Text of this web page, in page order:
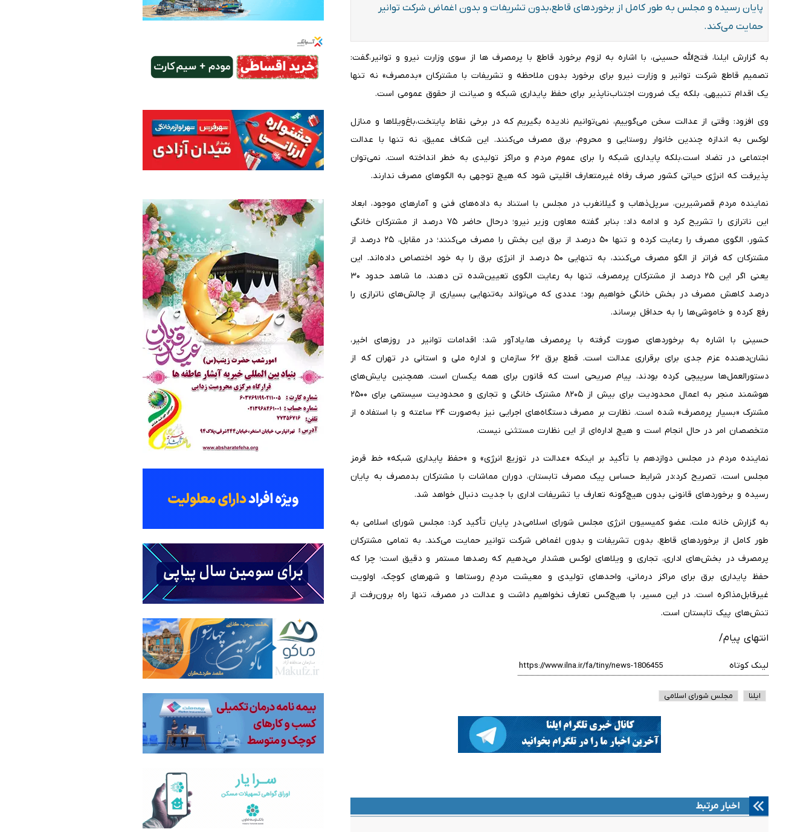
پایان رسیده و مجلس به طور کامل از برخوردهای قاطع،بدون تشریفات و بدون اغماض شرکت توانیر
حمایت می‌کند.
به گزارش ایلنا، فتح‌الله حسینی، با اشاره به لزوم‌ برخورد قاطع با پرمصرف ها از سوی وزارت نیرو و توانیر،گفت:
تصمیم قاطع شرکت توانیر و وزارت نیرو برای برخورد بدون ملاحظه و تشریفات با مشترکان «بدمصرف» نه تنها
یک اقدام تنبیهی، بلکه یک ضرورت اجتناب‌ناپذیر برای حفظ پایداری شبکه و صیانت از حقوق عمومی است.
وی افزود: وقتی از عدالت سخن می‌گوییم، نمی‌توانیم نادیده بگیریم که در برخی نقاط پایتخت،باغ‌ویلاها و منازل
لوکس به اندازه چندین خانوار روستایی و محروم، برق مصرف می‌کنند. این شکاف عمیق، نه تنها با عدالت
اجتماعی در تضاد است،بلکه پایداری شبکه را برای عموم مردم و مراکز تولیدی به خطر انداخته است. نمی‌توان
پذیرفت که انرژی حیاتی کشور صرف رفاه غیرمتعارف اقلیتی شود که هیچ توجهی به الگوهای مصرف ندارند.
نماینده مردم قصرشیرین، سرپل‌ذهاب و گیلانغرب در مجلس با استناد به داده‌های فنی و آمارهای موجود، ابعاد
این ناترازی را تشریح کرد و ادامه داد: بنابر گفته معاون وزیر نیرو؛ درحال حاضر ۷۵ درصد از مشترکان خانگی
کشور، الگوی مصرف را رعایت کرده و تنها ۵۰ درصد از برق این بخش را مصرف می‌کنند؛ در مقابل، ۲۵ درصد از
مشترکان که فراتر از الگو مصرف می‌کنند، به تنهایی ۵۰ درصد از انرژی برق را به خود اختصاص داده‌اند. این
یعنی اگر این ۲۵ درصد از مشترکان پرمصرف، تنها به رعایت الگوی تعیین‌شده تن دهند، ما شاهد حدود ۳۰
درصد کاهش مصرف در بخش خانگی خواهیم بود؛ عددی که می‌تواند به‌تنهایی بسیاری از چالش‌های ناترازی را
رفع کرده و خاموشی‌ها را به حداقل برساند.
حسینی با اشاره به برخوردهای صورت گرفته با پرمصرف ها،یادآور شد: اقدامات توانیر در روزهای اخیر،
نشان‌دهنده عزم جدی برای برقراری عدالت است. قطع برق ۶۲ سازمان و اداره ملی و استانی در تهران که از
دستورالعمل‌ها سرپیچی کرده بودند، پیام صریحی است که قانون برای همه یکسان است. همچنین پایش‌های
هوشمند منجر به اعمال محدودیت برای بیش از ۸۲۰۵ مشترک خانگی و تجاری و محدودیت سیستمی برای ۲۵۰۰
مشترک «بسیار پرمصرف» شده است. نظارت بر مصرف دستگاه‌های اجرایی نیز به‌صورت ۲۴ ساعته و با استفاده از
متخصصان امر در حال انجام است و هیچ اداره‌ای از این نظارت مستثنی نیست.
نماینده مردم در مجلس دوازدهم با تأکید بر اینکه «عدالت در توزیع انرژی» و «حفظ پایداری شبکه» خط قرمز
مجلس است، تصریح کرد:در شرایط حساس پیک مصرف تابستان، دوران مماشات با مشترکان بدمصرف به پایان
رسیده و برخوردهای قانونی بدون هیچ‌گونه تعارف یا تشریفات اداری با جدیت دنبال خواهد شد.
به گزارش خانه ملت، عضو کمیسیون انرژی مجلس شورای اسلامی،در پایان تأکید کرد: مجلس شورای اسلامی به
طور کامل از برخوردهای قاطع، بدون تشریفات و بدون اغماض شرکت توانیر حمایت می‌کند. به تمامی مشترکان
پرمصرف در بخش‌های اداری، تجاری و ویلاهای لوکس هشدار می‌دهیم که رصدها مستمر و دقیق است؛ چرا که
حفظ پایداری برق برای مراکز درمانی، واحدهای تولیدی و معیشت مردمِ روستاها و شهرهای کوچک، اولویت
غیرقابل‌مذاکره است. در این مسیر، با هیچ‌کس تعارف نخواهیم داشت و عدالت در مصرف، تنها راه برون‌رفت از
تنش‌های پیک تابستان است.
انتهای پیام/
لینک کوتاه
ایلنا مجلس شورای اسلامی
اخبار مرتبط